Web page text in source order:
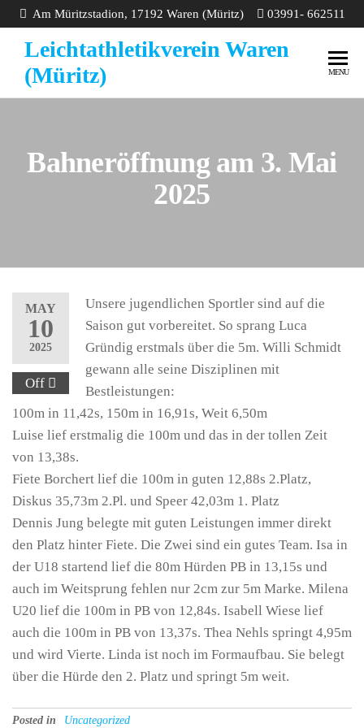
Am Müritzstadion, 17192 Waren (Müritz) 03991- 662511
Leichtathletikverein Waren
(Müritz)
MENU
Bahneröffnung am 3. Mai
2025
MAY
10
2025
Off
Unsere jugendlichen Sportler sind auf die
Saison gut vorbereitet. So sprang Luca
Gründig erstmals über die 5m. Willi Schmidt
gewann alle seine Disziplinen mit
Bestleistungen:
100m in 11,42s, 150m in 16,91s, Weit 6,50m
Luise lief erstmalig die 100m und das in der tollen Zeit
von 13,38s.
Fiete Borchert lief die 100m in guten 12,88s 2.Platz,
Diskus 35,73m 2.Pl. und Speer 42,03m 1. Platz
Dennis Jung belegte mit guten Leistungen immer direkt
den Platz hinter Fiete. Die Zwei sind ein gutes Team. Isa in
der U18 startend lief die 80m Hürden PB in 13,15s und
auch im Weitsprung fehlen nur 2cm zur 5m Marke. Milena
U20 lief die 100m in PB von 12,84s. Isabell Wiese lief
auch die 100m in PB von 13,37s. Thea Nehls springt 4,95m
und wird Vierte. Linda ist noch im Formaufbau. Sie belegt
über die Hürde den 2. Platz und springt 5m weit.
Posted in Uncategorized